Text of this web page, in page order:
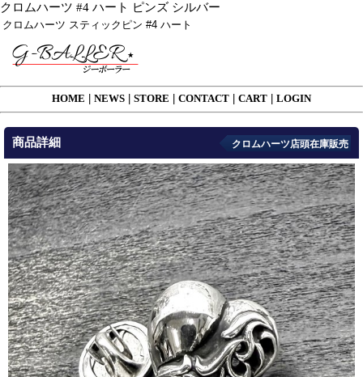
クロムハーツ #4 ハート ピンズ シルバー
クロムハーツ スティックピン #4 ハート
HOME NEWS STORE CONTACT CART LOGIN
商品詳細 クロムハーツ店頭在庫販売